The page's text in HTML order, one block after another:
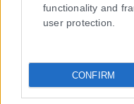
functionality and
user protection.
CONFIRM
ΕΝΗΜΕΡΩΣΟΥ